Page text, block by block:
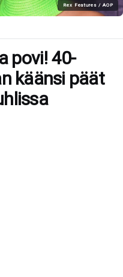
Rex Features / AOP
povi! 40-
käänsi päät